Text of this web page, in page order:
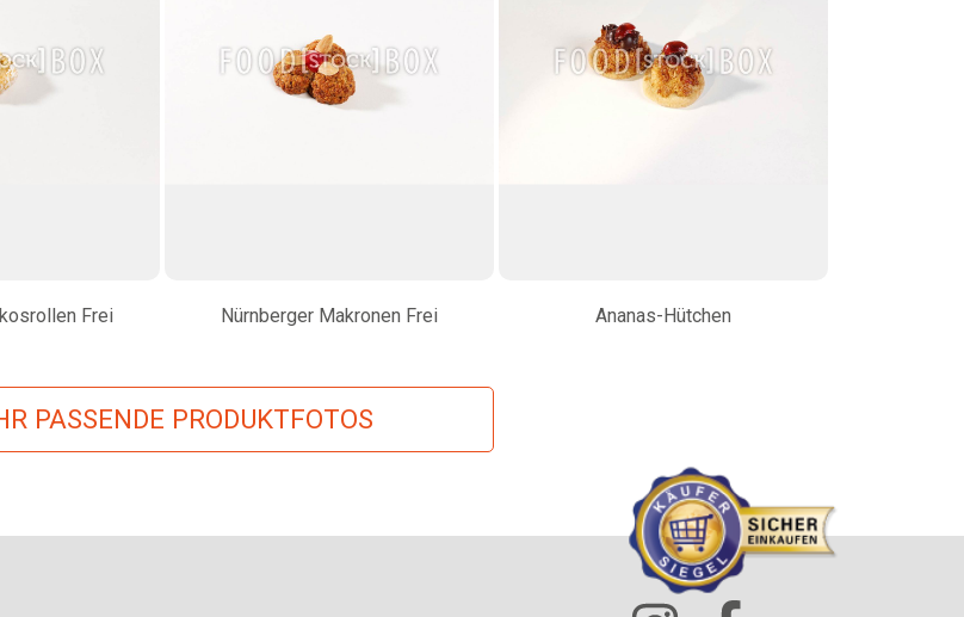
Frei Nürnberger Makronen Frei Ananas-Hütchen
PASSENDE PRODUKTFOTOS